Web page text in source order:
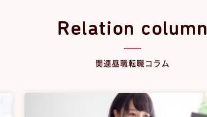
Relation column
関連昼職転職コラム